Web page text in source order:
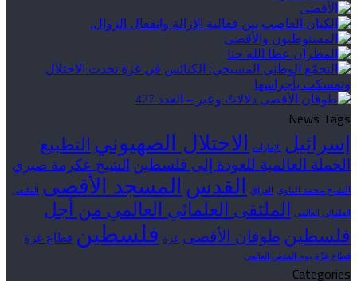
News Tags
إسرائيل الإمارات الاحتلال الصهيوني التطبيع
الحملة العالمية للعودة إلى فلسطين الشيخ عكرمة صبري
الشيخ محمد الناوي العراق القدس المسجد الأقصى الملتقى
العلمائي العالمي
الملتقى العلمائي العالمي من أجل
فلسطين طوفان الأقصى غزة فلسطين قطاع غزة
قطاع غزّة يوم القدس العالمي
Categories